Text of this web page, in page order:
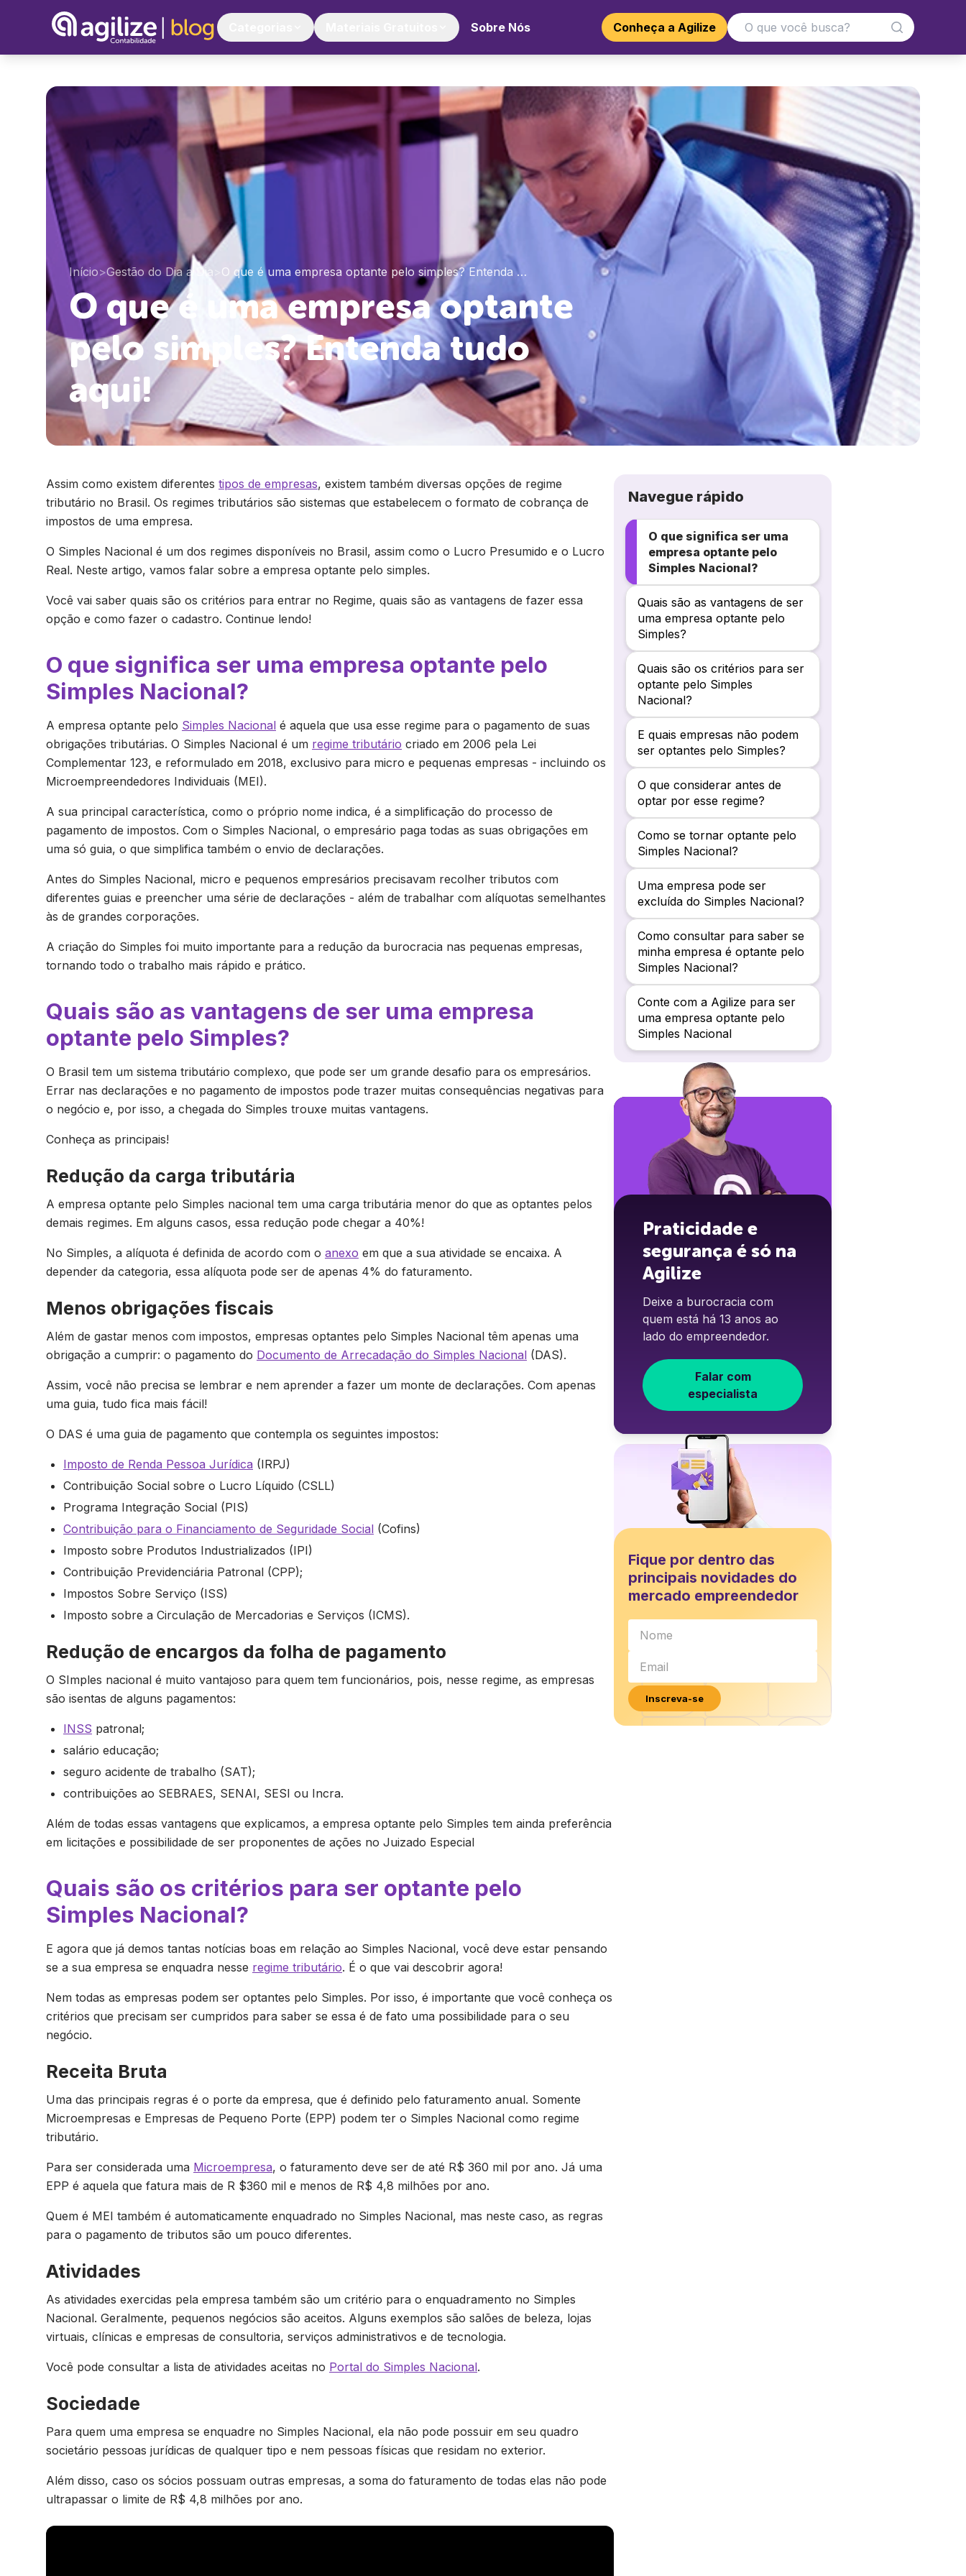
Sobre Nós Conheça a Agilize
Início>Gestão do Dia a Dia O que é uma empresa optante pelo simples? Entenda …
O que é uma empresa optante
pelo simples? Entenda tudo
aqui!
Assim como existem diferentes tipos de empresas, existem também diversas opções de regime
tributário no Brasil. Os regimes tributários são sistemas que estabelecem o formato de cobrança de
impostos de uma empresa.
O Simples Nacional é um dos regimes disponíveis no Brasil, assim como o Lucro Presumido e o Lucro
Real. Neste artigo, vamos falar sobre a empresa optante pelo simples.
Você vai saber quais são os critérios para entrar no Regime, quais são as vantagens de fazer essa
opção e como fazer o cadastro. Continue lendo!
O que significa ser uma empresa optante pelo
Simples Nacional?
A empresa optante pelo Simples Nacional é aquela que usa esse regime para o pagamento de suas
obrigações tributárias. O Simples Nacional é um regime tributário criado em 2006 pela Lei
Complementar 123, e reformulado em 2018, exclusivo para micro e pequenas empresas - incluindo os
Microempreendedores Individuais (MEI).
A sua principal característica, como o próprio nome indica, é a simplificação do processo de
pagamento de impostos. Com o Simples Nacional, o empresário paga todas as suas obrigações em
uma só guia, o que simplifica também o envio de declarações.
Antes do Simples Nacional, micro e pequenos empresários precisavam recolher tributos com
diferentes guias e preencher uma série de declarações - além de trabalhar com alíquotas semelhantes
às de grandes corporações.
A criação do Simples foi muito importante para a redução da burocracia nas pequenas empresas,
tornando todo o trabalho mais rápido e prático.
Quais são as vantagens de ser uma empresa
optante pelo Simples?
O Brasil tem um sistema tributário complexo, que pode ser um grande desafio para os empresários.
Errar nas declarações e no pagamento de impostos pode trazer muitas consequências negativas para
o negócio e, por isso, a chegada do Simples trouxe muitas vantagens.
Conheça as principais!
Redução da carga tributária
A empresa optante pelo Simples nacional tem uma carga tributária menor do que as optantes pelos
demais regimes. Em alguns casos, essa redução pode chegar a 40%!
No Simples, a alíquota é definida de acordo com o anexo em que a sua atividade se encaixa. A
depender da categoria, essa alíquota pode ser de apenas 4% do faturamento.
Menos obrigações fiscais
Além de gastar menos com impostos, empresas optantes pelo Simples Nacional têm apenas uma
obrigação a cumprir: o pagamento do Documento de Arrecadação do Simples Nacional (DAS).
Assim, você não precisa se lembrar e nem aprender a fazer um monte de declarações. Com apenas
uma guia, tudo fica mais fácil!
O DAS é uma guia de pagamento que contempla os seguintes impostos:
Imposto de Renda Pessoa Jurídica (IRPJ)
Contribuição Social sobre o Lucro Líquido (CSLL)
Programa Integração Social (PIS)
Contribuição para o Financiamento de Seguridade Social (Cofins)
Imposto sobre Produtos Industrializados (IPI)
Contribuição Previdenciária Patronal (CPP);
Impostos Sobre Serviço (ISS)
Imposto sobre a Circulação de Mercadorias e Serviços (ICMS).
Redução de encargos da folha de pagamento
O SImples nacional é muito vantajoso para quem tem funcionários, pois, nesse regime, as empresas
são isentas de alguns pagamentos:
INSS patronal;
salário educação;
seguro acidente de trabalho (SAT);
contribuições ao SEBRAES, SENAI, SESI ou Incra.
Além de todas essas vantagens que explicamos, a empresa optante pelo Simples tem ainda preferência
em licitações e possibilidade de ser proponentes de ações no Juizado Especial
Quais são os critérios para ser optante pelo
Simples Nacional?
E agora que já demos tantas notícias boas em relação ao Simples Nacional, você deve estar pensando
se a sua empresa se enquadra nesse regime tributário. É o que vai descobrir agora!
Nem todas as empresas podem ser optantes pelo Simples. Por isso, é importante que você conheça os
critérios que precisam ser cumpridos para saber se essa é de fato uma possibilidade para o seu
negócio.
Receita Bruta
Uma das principais regras é o porte da empresa, que é definido pelo faturamento anual. Somente
Microempresas e Empresas de Pequeno Porte (EPP) podem ter o Simples Nacional como regime
tributário.
Para ser considerada uma Microempresa, o faturamento deve ser de até R$ 360 mil por ano. Já uma
EPP é aquela que fatura mais de R $360 mil e menos de R$ 4,8 milhões por ano.
Quem é MEI também é automaticamente enquadrado no Simples Nacional, mas neste caso, as regras
para o pagamento de tributos são um pouco diferentes.
Atividades
As atividades exercidas pela empresa também são um critério para o enquadramento no Simples
Nacional. Geralmente, pequenos negócios são aceitos. Alguns exemplos são salões de beleza, lojas
virtuais, clínicas e empresas de consultoria, serviços administrativos e de tecnologia.
Você pode consultar a lista de atividades aceitas no Portal do Simples Nacional.
Sociedade
Para quem uma empresa se enquadre no Simples Nacional, ela não pode possuir em seu quadro
societário pessoas jurídicas de qualquer tipo e nem pessoas físicas que residam no exterior.
Além disso, caso os sócios possuam outras empresas, a soma do faturamento de todas elas não pode
ultrapassar o limite de R$ 4,8 milhões por ano.
Navegue rápido
O que significa ser uma
empresa optante pelo
Simples Nacional?
Quais são as vantagens de ser
uma empresa optante pelo
Simples?
Quais são os critérios para ser
optante pelo Simples
Nacional?
E quais empresas não podem
ser optantes pelo Simples?
O que considerar antes de
optar por esse regime?
Como se tornar optante pelo
Simples Nacional?
Uma empresa pode ser
excluída do Simples Nacional?
Como consultar para saber se
minha empresa é optante pelo
Simples Nacional?
Conte com a Agilize para ser
uma empresa optante pelo
Simples Nacional
Praticidade e
segurança é só na
Agilize
Deixe a burocracia com
quem está há 13 anos ao
lado do empreendedor.
Falar com
especialista
Fique por dentro das
principais novidades do
mercado empreendedor
Inscreva-se